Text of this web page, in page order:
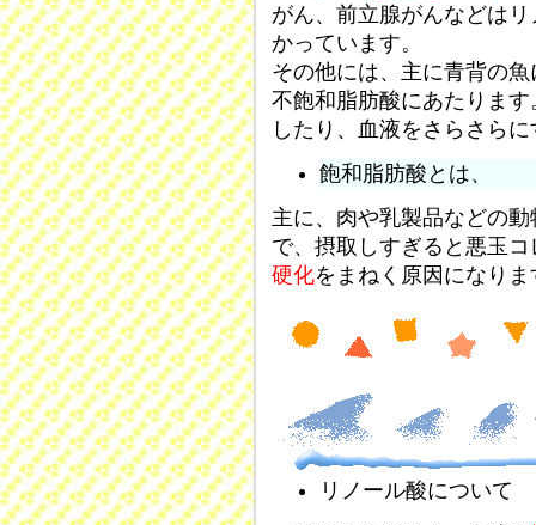
がん、前立腺がんなどは
かっています。
その他には、主に青背の
不飽和脂肪酸にあたりま
したり、血液をさらさら
飽和脂肪酸とは、
主に、肉や乳製品などの
で、摂取しすぎると悪玉
硬化をまねく原因になりま
リノール酸について